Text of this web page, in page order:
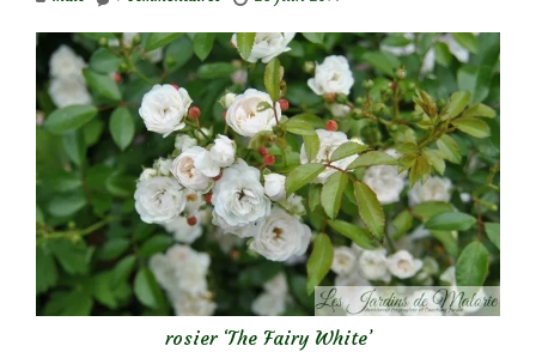
rosier ‘The Fairy White’